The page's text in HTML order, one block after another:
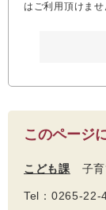
はご利用頂けませ
このページ
こども課 子育
Tel：0265-